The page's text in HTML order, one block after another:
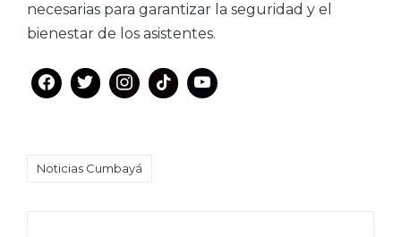
necesarias para garantizar la seguridad y el
bienestar de los asistentes.
Noticias Cumbayá